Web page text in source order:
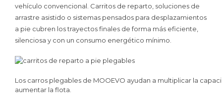
vehículo convencional. Carritos de reparto, soluciones de
arrastre asistido o sistemas pensados para desplazamientos
a pie cubren los trayectos finales de forma más eficiente,
silenciosa y con un consumo energético mínimo.
Los carros plegables de MOOEVO ayudan a multiplicar la
aumentar la flota.